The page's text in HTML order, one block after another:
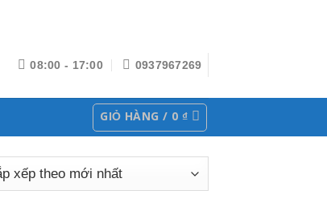
08:00 - 17:00 0937967269
GIỎ HÀNG / 0 ₫